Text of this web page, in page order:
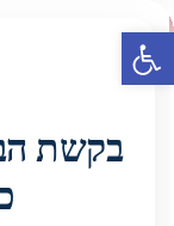
פתח סרגל נגישות
בקשת